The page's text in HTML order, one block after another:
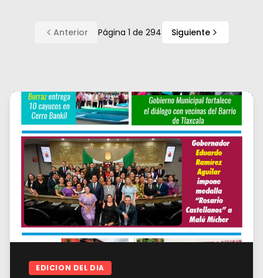
Anterior Página 1 de 294 Siguiente
EDICION DEL DIA